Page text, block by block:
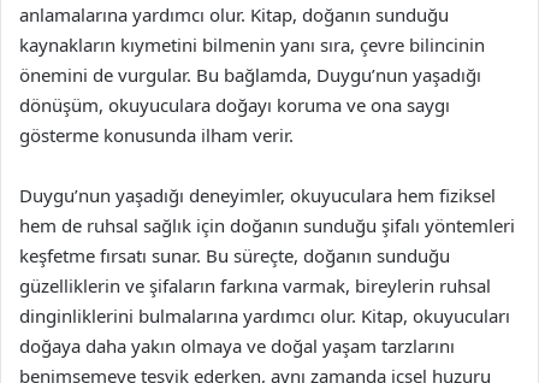
anlamalarına yardımcı olur. Kitap, doğanın sunduğu
kaynakların kıymetini bilmenin yanı sıra, çevre bilincinin
önemini de vurgular. Bu bağlamda, Duygu’nun yaşadığı
dönüşüm, okuyuculara doğayı koruma ve ona saygı
gösterme konusunda ilham verir.
Duygu’nun yaşadığı deneyimler, okuyuculara hem fiziksel
hem de ruhsal sağlık için doğanın sunduğu şifalı yöntemleri
keşfetme fırsatı sunar. Bu süreçte, doğanın sunduğu
güzelliklerin ve şifaların farkına varmak, bireylerin ruhsal
dinginliklerini bulmalarına yardımcı olur. Kitap, okuyucuları
doğaya daha yakın olmaya ve doğal yaşam tarzlarını
benimsemeye teşvik ederken, aynı zamanda içsel huzuru